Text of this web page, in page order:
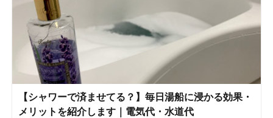
【シャワーで済ませてる？】毎日湯船に浸かる効果・
メリットを紹介します｜電気代・水道代